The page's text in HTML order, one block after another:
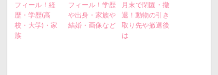
フィール！経
歴・学歴(高
校・大学)・家
族
フィール！学歴
や出身・家族や
結婚・画像など
月末で閉園・撤
退！動物の引き
取り先や撤退後
は